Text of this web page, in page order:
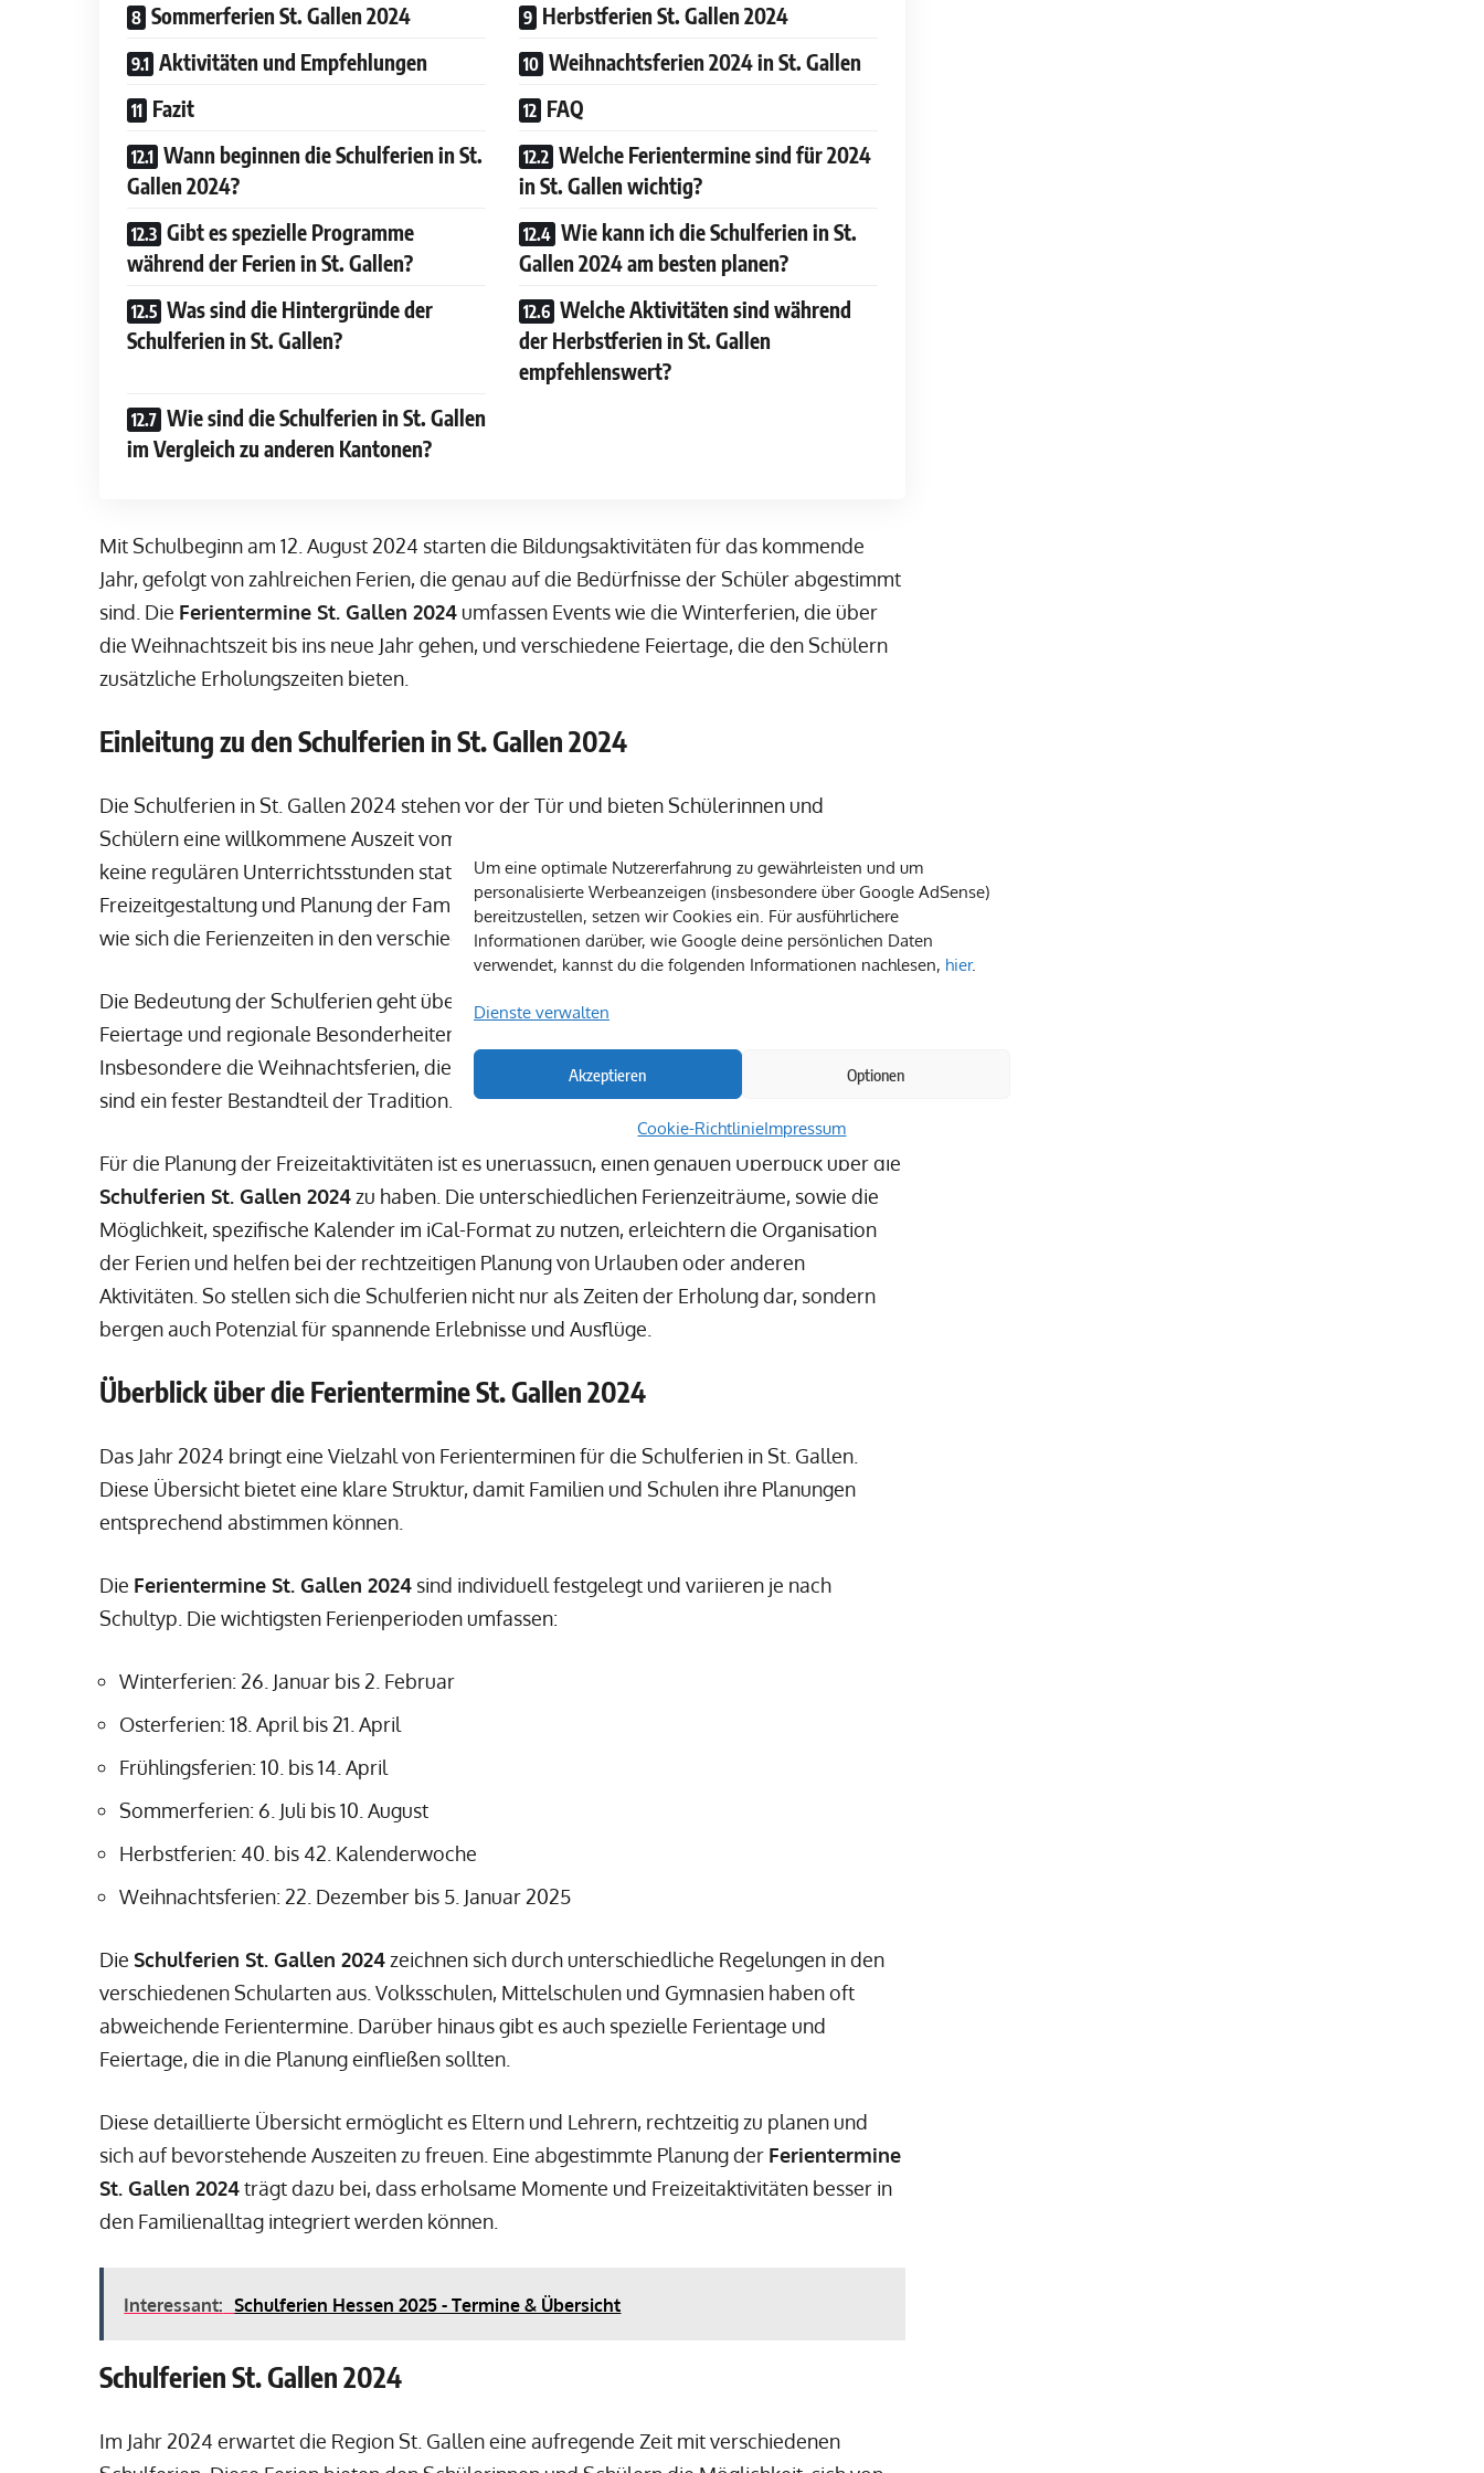
Um eine optimale Nutzererfahrung zu gewährleisten und um
personalisierte Werbeanzeigen (insbesondere über Google AdSense)
bereitzustellen, setzen wir Cookies ein. Für ausführlichere
Informationen darüber, wie Google deine persönlichen Daten
verwendet, kannst du die folgenden Informationen nachlesen, hier.
Dienste verwalten
Akzeptieren Optionen
Cookie-RichtlinieImpressum
Sommerferien St. Gallen 2024
Herbstferien St. Gallen 2024
Aktivitäten und Empfehlungen
Weihnachtsferien 2024 in St. Gallen
Fazit
FAQ
Wann beginnen die Schulferien in St.
Gallen 2024?
Welche Ferientermine sind für 2024
in St. Gallen wichtig?
Gibt es spezielle Programme
während der Ferien in St. Gallen?
Wie kann ich die Schulferien in St.
Gallen 2024 am besten planen?
Was sind die Hintergründe der
Schulferien in St. Gallen?
Welche Aktivitäten sind während
der Herbstferien in St. Gallen
empfehlenswert?
Wie sind die Schulferien in St. Gallen
im Vergleich zu anderen Kantonen?
Mit Schulbeginn am 12. August 2024 starten die Bildungsaktivitäten für das kommende
Jahr, gefolgt von zahlreichen Ferien, die genau auf die Bedürfnisse der Schüler abgestimmt
sind. Die Ferientermine St. Gallen 2024 umfassen Events wie die Winterferien, die über
die Weihnachtszeit bis ins neue Jahr gehen, und verschiedene Feiertage, die den Schülern
zusätzliche Erholungszeiten bieten.
Einleitung zu den Schulferien in St. Gallen 2024
Die Schulferien in St. Gallen 2024 stehen vor der Tür und bieten Schülerinnen und
Schülern eine willkommene Auszeit vom Schulalltag. Diese festgelegten Zeiten, in denen
keine regulären Unterrichtsstunden stattfinden, haben einen signifikanten Einfluss auf die
Freizeitgestaltung und Planung der Familien. DerSchulferienplan St. Gallen 2024zeigt,
wie sich die Ferienzeiten in den verschiedenen Schulen leicht unterscheiden können.
Die Bedeutung der Schulferien geht über die akademische Entlastung hinaus. Kulturelle
Feiertage und regionale Besonderheiten beeinflussen den Schulferienkalender direkt.
Insbesondere die Weihnachtsferien, die sich von Dezember bis Anfang Januar erstrecken,
sind ein fester Bestandteil der Tradition.
Für die Planung der Freizeitaktivitäten ist es unerlässlich, einen genauen Überblick über die
Schulferien St. Gallen 2024zu haben. Die unterschiedlichen Ferienzeiträume, sowie die
Möglichkeit, spezifische Kalender im iCal-Format zu nutzen, erleichtern die Organisation
der Ferien und helfen bei der rechtzeitigen Planung von Urlauben oder anderen
Aktivitäten. So stellen sich die Schulferien nicht nur als Zeiten der Erholung dar, sondern
bergen auch Potenzial für spannende Erlebnisse und Ausflüge.
Überblick über die Ferientermine St. Gallen 2024
Das Jahr 2024 bringt eine Vielzahl von Ferienterminen für die Schulferien in St. Gallen.
Diese Übersicht bietet eine klare Struktur, damit Familien und Schulen ihre Planungen
entsprechend abstimmen können.
Die Ferientermine St. Gallen 2024 sind individuell festgelegt und variieren je nach
Schultyp. Die wichtigsten Ferienperioden umfassen:
Winterferien: 26. Januar bis 2. Februar
Osterferien: 18. April bis 21. April
Frühlingsferien: 10. bis 14. April
Sommerferien: 6. Juli bis 10. August
Herbstferien: 40. bis 42. Kalenderwoche
Weihnachtsferien: 22. Dezember bis 5. Januar 2025
Die Schulferien St. Gallen 2024zeichnen sich durch unterschiedliche Regelungen in den
verschiedenen Schularten aus. Volksschulen, Mittelschulen und Gymnasien haben oft
abweichende Ferientermine. Darüber hinaus gibt es auch spezielle Ferientage und
Feiertage, die in die Planung einfließen sollten.
Diese detaillierte Übersicht ermöglicht es Eltern und Lehrern, rechtzeitig zu planen und
sich auf bevorstehende Auszeiten zu freuen. Eine abgestimmte Planung der Ferientermine
St. Gallen 2024trägt dazu bei, dass erholsame Momente und Freizeitaktivitäten besser in
den Familienalltag integriert werden können.
Interessant: Schulferien Hessen 2025 - Termine & Übersicht
Schulferien St. Gallen 2024
Im Jahr 2024 erwartet die Region St. Gallen eine aufregende Zeit mit verschiedenen